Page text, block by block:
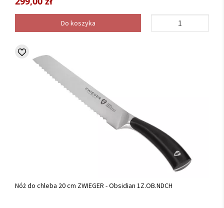
Do koszyka
Nóż do chleba 20 cm ZWIEGER - Obsidian 1Z.OB.NDCH